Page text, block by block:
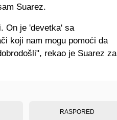
Suarez.
On je 'devetka' sa
koji nam mogu pomoći da
rekao je Suarez za
RASPORED